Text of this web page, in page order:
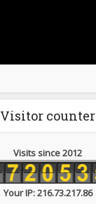
Visitor counter
Visits since 2012
Your IP: 216.73.217.86